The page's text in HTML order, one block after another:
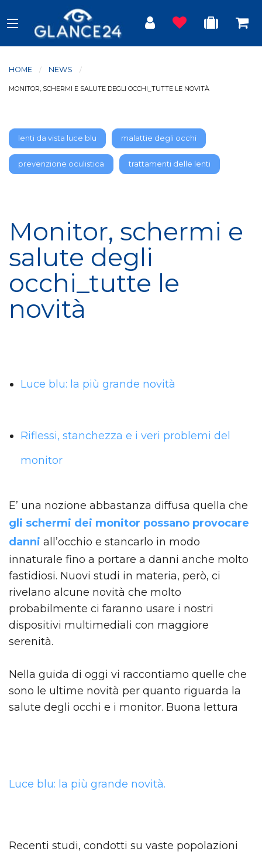
HOME NEWS
CURRENT:
MONITOR, SCHERMI E SALUTE DEGLI OCCHI_TUTTE LE NOVITÀ
lenti da vista luce blu malattie degli occhi
prevenzione oculistica trattamenti delle lenti
Monitor, schermi e
salute degli
occhi_tutte le
novità
Luce blu: la più grande novità
Riflessi, stanchezza e i veri problemi del
monitor
E’ una nozione abbastanza diffusa quella che
gli schermi dei monitor possano provocare
danni all’occhio e stancarlo in modo
innaturale fino a portare a danni anche molto
fastidiosi. Nuovi studi in materia, però, ci
rivelano alcune novità che molto
probabilmente ci faranno usare i nostri
dispositivi multimediali con maggiore
serenità.
Nella guida di oggi vi raccontiamo quelle che
sono le ultime novità per quanto riguarda la
salute degli occhi e i monitor. Buona lettura
Luce blu: la più grande novità.
Recenti studi, condotti su vaste popolazioni